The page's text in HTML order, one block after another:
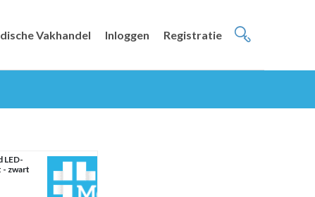
Vakhandel Inloggen Registratie
LED-
- zwart